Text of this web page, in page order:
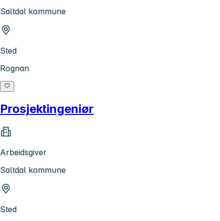
Saltdal kommune
Sted
Rognan
Prosjektingeniør
Arbeidsgiver
Saltdal kommune
Sted